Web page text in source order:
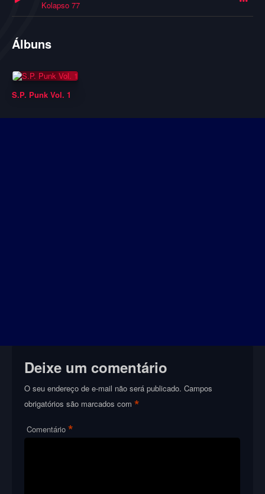
Kolapso 77
Álbuns
S.P. Punk Vol. 1
Deixe um comentário
O seu endereço de e-mail não será publicado. Campos
obrigatórios são marcados com*
Comentário *